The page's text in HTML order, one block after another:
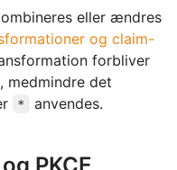
eller ændres
og claim-
forbliver
medmindre det
* anvendes.